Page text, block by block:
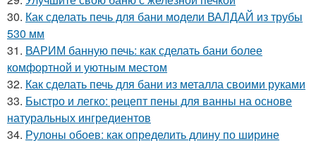
30. Как сделать печь для бани модели ВАЛДАЙ из трубы
530 мм
31. ВАРИМ банную печь: как сделать бани более
комфортной и уютным местом
32. Как сделать печь для бани из металла своими руками
33. Быстро и легко: рецепт пены для ванны на основе
натуральных ингредиентов
34. Рулоны обоев: как определить длину по ширине